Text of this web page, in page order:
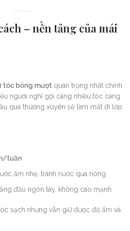
– nền tảng của mái
tóc bóng mượt quan trọng nhất chính
người nghĩ gội càng nhiều tóc càng
quá thường xuyên sẽ làm mất đi lớp
tuần
ấm nhẹ, tránh nước quá nóng
đầu ngón tay, không cào mạnh
sạch nhưng vẫn giữ được độ ẩm và